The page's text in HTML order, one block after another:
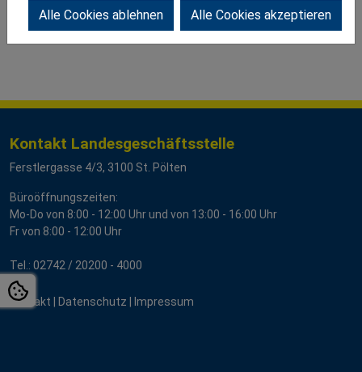
Kontakt Landesgeschäftsstelle
Ferstlergasse 4/3, 3100 St. Pölten
Büroöffnungszeiten:
Mo-Do von 8:00 - 12:00 Uhr und von 13:00 - 16:00 Uhr
Fr von 8:00 - 12:00 Uhr
Tel.: 02742 / 20200 - 4000
Kontakt Datenschutz Impressum
Alle Cookies ablehnen Alle Cookies akzeptieren